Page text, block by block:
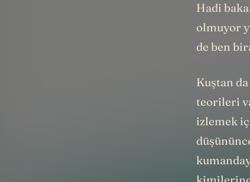
Hadi
olmuyor
de ben
Kuştan
teorileri
izlemek